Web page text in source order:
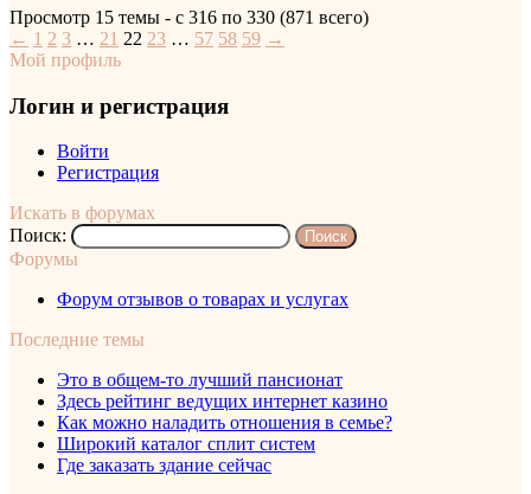
Просмотр 15 темы - с 316 по 330 (871 всего)
← 1 2 3 … 21 22 23 … 57 58 59 →
Мой профиль
Логин и регистрация
Войти
Регистрация
Искать в форумах
Поиск:
Форумы
Форум отзывов о товарах и услугах
Последние темы
Это в общем-то лучший пансионат
Здесь рейтинг ведущих интернет казино
Как можно наладить отношения в семье?
Широкий каталог сплит систем
Где заказать здание сейчас